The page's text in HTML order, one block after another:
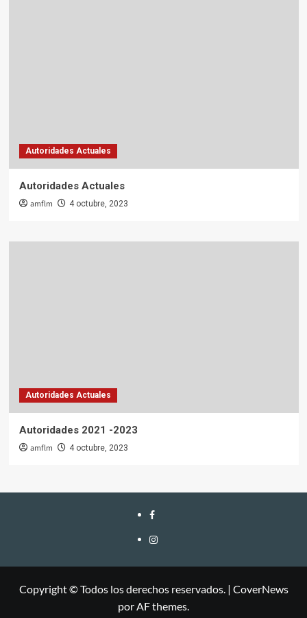
Autoridades Actuales
Autoridades Actuales
amflm 4 octubre, 2023
Autoridades Actuales
Autoridades 2021 -2023
amflm 4 octubre, 2023
Facebook
Instagram
Copyright © Todos los derechos reservados. | CoverNews
por AF themes.